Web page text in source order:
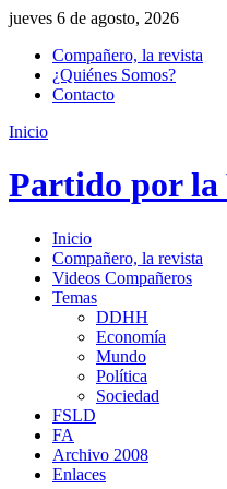
jueves 6 de agosto, 2026
Compañero, la revista
¿Quiénes Somos?
Contacto
Inicio
Partido por la
Inicio
Compañero, la revista
Videos Compañeros
Temas
DDHH
Economía
Mundo
Política
Sociedad
FSLD
FA
Archivo 2008
Enlaces